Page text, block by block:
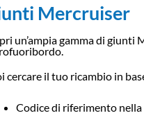
Mercruiser
un’ampia gamma di
cercare il tuo ricambio in
Codice di riferimento nella